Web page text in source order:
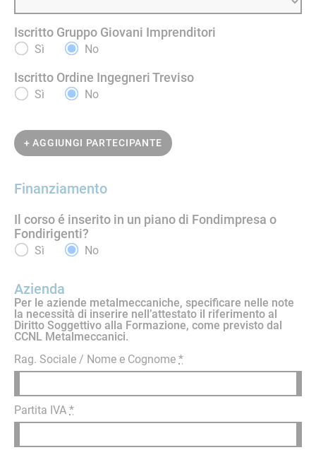
Iscritto Gruppo Giovani Imprenditori
Sì No
Iscritto Ordine Ingegneri Treviso
Sì No
+ AGGIUNGI PARTECIPANTE
Finanziamento
Il corso é inserito in un piano di Fondimpresa o
Fondirigenti?
Sì No
Azienda
Per le aziende metalmeccaniche, specificare nelle note
la necessità di inserire nell’attestato il riferimento al
Diritto Soggettivo alla Formazione, come previsto dal
CCNL Metalmeccanici.
Rag. Sociale / Nome e Cognome *
Partita IVA *